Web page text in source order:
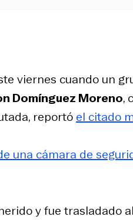
viernes cuando un
Domínguez Moreno,
reportó el citado
una cámara de
y fue trasladado